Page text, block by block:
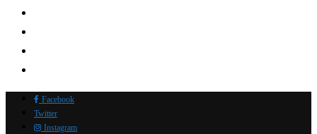
Facebook
Twitter
Instagram